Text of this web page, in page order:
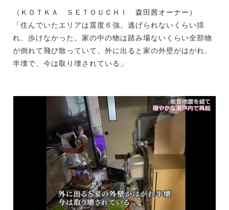
（ＫＯＴＫＡ ＳＥＴＯＵＣＨＩ 森田茜オーナー）
「住んでいたエリアは震度６強。逃げられないくらい揺
れ、歩けなかった。家の中の物は踏み場ないくらい全部物
が倒れて飛び散っていて、外に出ると家の外壁がはがれ、
半壊で、今は取り壊されている」